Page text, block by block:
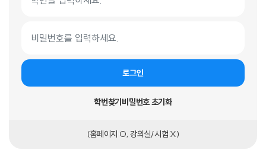
로그인
학번찾기비밀번호 초기화
(홈페이지 O, 강의실/시험 X)